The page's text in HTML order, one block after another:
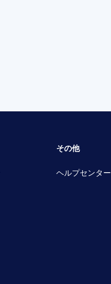
その他
ヘルプセンター